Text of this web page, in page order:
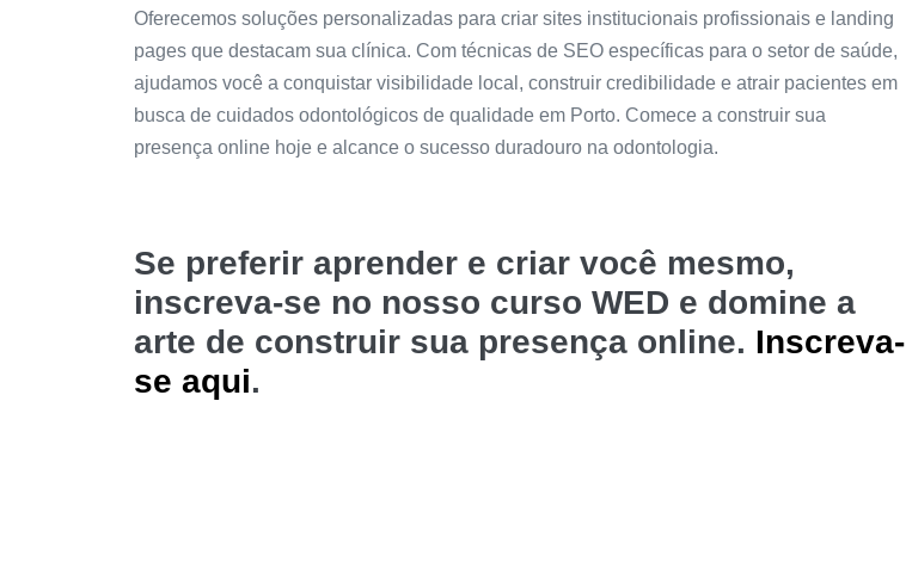
Oferecemos soluções personalizadas para criar sites institucionais profissionais e landing
pages que destacam sua clínica. Com técnicas de SEO específicas para o setor de saúde,
ajudamos você a conquistar visibilidade local, construir credibilidade e atrair pacientes em
busca de cuidados odontológicos de qualidade em Porto. Comece a construir sua
presença online hoje e alcance o sucesso duradouro na odontologia.
Se preferir aprender e criar você mesmo,
inscreva-se no nosso curso WED e domine a
arte de construir sua presença online. Inscreva-
se aqui.